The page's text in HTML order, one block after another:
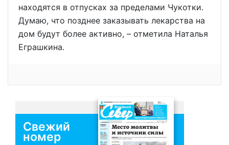
находятся в отпусках за пределами Чукотки.
Думаю, что позднее заказывать лекарства на
дом будут более активно, – отметила Наталья
Еграшкина.
Свежий
номер